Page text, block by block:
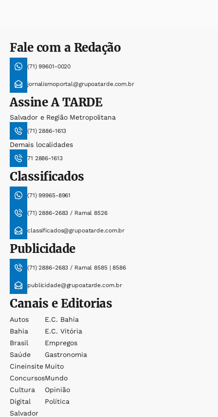
Fale com a Redação
(71) 99601-0020
jornalismoportal@grupoatarde.com.br
AssineA TARDE
Salvador e Região Metropolitana
(71) 2886-1613
Demais localidades
71 2886-1613
Classificados
(71) 99965-8961
(71) 2886-2683 / Ramal 8526
classificados@grupoatarde.com.br
Publicidade
(71) 2886-2683 / Ramal 8585 | 8586
publicidade@grupoatarde.com.br
Canais e Editorias
Autos
Bahia
Brasil
Saúde
Cineinsite
Concursos
Cultura
Digital
Salvador
E.c. Bahia
E.c. Vitória
Empregos
Gastronomia
Muito
Mundo
Opinião
Política